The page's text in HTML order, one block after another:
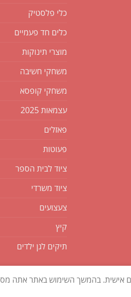
כלי פלסטיק
כלים חד פעמיים
מוצרי תינוקות
משחקי חשיבה
משחקי קופסא
עצמאות 2025
פאזלים
פעוטות
ציוד לבית הספר
ציוד משרדי
צעצועים
קיץ
תיקים לגן ילדים
אישית. בהמשך השימוש באתר אתה